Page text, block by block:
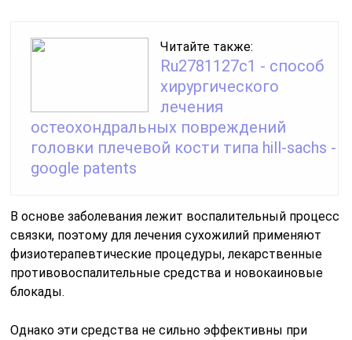
Читайте также:
Ru2781127c1 - способ
хирургического
лечения
остеохондральных повреждений
головки плечевой кости типа hill-sachs -
google patents
В основе заболевания лежит воспалительный процесс
связки, поэтому для лечения сухожилий применяют
физиотерапевтические процедуры, лекарственные
противовоспалительные средства и новокаиновые
блокады.
Однако эти средства не сильно эффективны при